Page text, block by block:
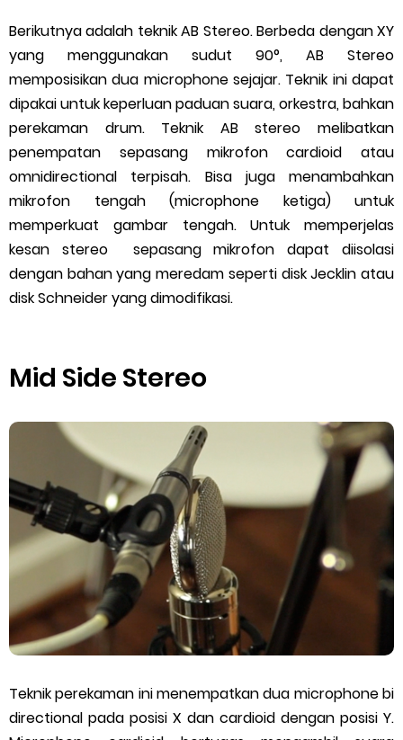
Berikutnya adalah teknik AB Stereo. Berbeda dengan XY
yang menggunakan sudut 90°, AB Stereo
memposisikan dua microphone sejajar. Teknik ini dapat
dipakai untuk keperluan paduan suara, orkestra, bahkan
perekaman drum. Teknik AB stereo melibatkan
penempatan sepasang mikrofon cardioid atau
omnidirectional terpisah. Bisa juga menambahkan
mikrofon tengah (microphone ketiga) untuk
memperkuat gambar tengah. Untuk memperjelas
kesan stereo sepasang mikrofon dapat diisolasi
dengan bahan yang meredam seperti disk Jecklin atau
disk Schneider yang dimodifikasi.
Mid Side Stereo
Teknik perekaman ini menempatkan dua microphone bi
directional pada posisi X dan cardioid dengan posisi Y.